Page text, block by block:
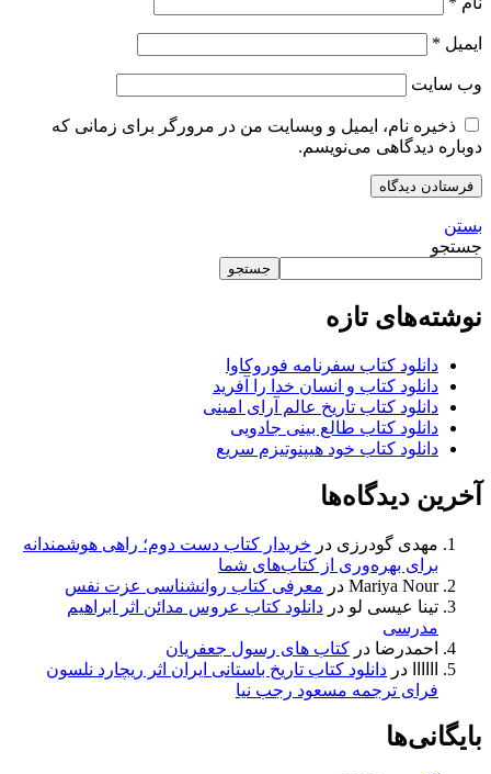
ایمیل *
وب‌ سایت
ذخیره نام، ایمیل و وبسایت من در مرورگر برای زمانی که
دوباره دیدگاهی می‌نویسم.
بستن
جستجو
جستجو
نوشته‌های تازه
دانلود کتاب سفرنامه فوروکاوا
دانلود کتاب و انسان خدا را آفرید
دانلود کتاب تاریخ عالم آرای امینی
دانلود کتاب طالع بینی جادویی
دانلود کتاب خود هیپنوتیزم سریع
آخرین دیدگاه‌ها
مهدی گودرزی در خریدار کتاب دست دوم؛ راهی هوشمندانه
برای بهره‌وری از کتاب‌های شما
Mariya Nour در معرفی کتاب روانشناسی عزت نفس
تینا عیسی لو در دانلود کتاب عروس مدائن اثر ابراهیم
مدرسی
احمدرضا در کتاب های رسول جعفریان
در دانلود کتاب تاریخ باستانی ایران اثر ریچارد نلسون
فرای ترجمه مسعود رجب نیا
بایگانی‌ها